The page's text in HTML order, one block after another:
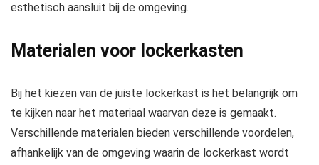
esthetisch aansluit bij de omgeving.
Materialen voor lockerkasten
Bij het kiezen van de juiste lockerkast is het belangrijk om
te kijken naar het materiaal waarvan deze is gemaakt.
Verschillende materialen bieden verschillende voordelen,
afhankelijk van de omgeving waarin de lockerkast wordt